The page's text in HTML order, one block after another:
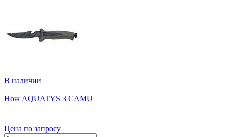
В наличии
Нож AQUATYS 3 CAMU
Цена по запросу